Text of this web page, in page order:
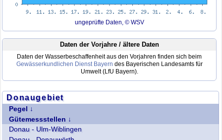
ungeprüfte Daten, © WSV
Daten der Vorjahre / ältere Daten
Daten der Wasserbeschaffenheit aus den Vorjahren finden sich beim
Gewässerkundlichen Dienst Bayern des Bayerischen Landesamts für
Umwelt (LfU Bayern).
Donaugebiet
Pegel
Donau - Donauwörth
Donau - Ingolstadt Luitpoldstr.
Gütemessstellen
Donau - Ulm-Wiblingen